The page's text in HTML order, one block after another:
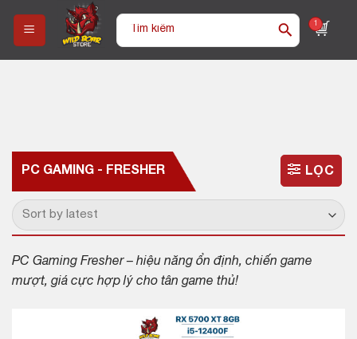
content
Tìm
1
PC GAMING - FRESHER LỌC
PC Gaming Fresher – hiệu năng ổn định, chiến game
mượt, giá cực hợp lý cho tân game thủ!